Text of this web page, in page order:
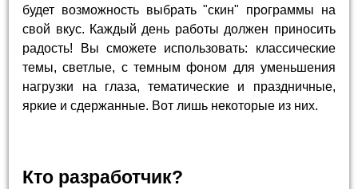
будет возможность выбрать "скин" программы на
свой вкус. Каждый день работы должен приносить
радость! Вы сможете использовать: классические
темы, светлые, с темным фоном для уменьшения
нагрузки на глаза, тематические и праздничные,
яркие и сдержанные. Вот лишь некоторые из них.
Кто разработчик?